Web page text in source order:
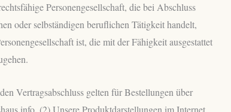
Personengesellschaft, die bei Abschluss
oder selbständigen beruflichen Tätigkeit handelt,
ist, die mit der Fähigkeit ausgestattet
Vertragsabschluss gelten für Bestellungen über
(2) Unsere Produktdarstellungen im Internet